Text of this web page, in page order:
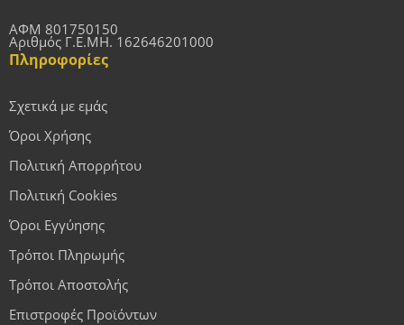
ΑΦΜ 801750150
Αριθμός Γ.Ε.ΜΗ. 162646201000
Πληροφορίες
Σχετικά με εμάς
Όροι Χρήσης
Πολιτική Απορρήτου
Πολιτική Cookies
Όροι Εγγύησης
Τρόποι Πληρωμής
Τρόποι Αποστολής
Επιστροφές Προϊόντων